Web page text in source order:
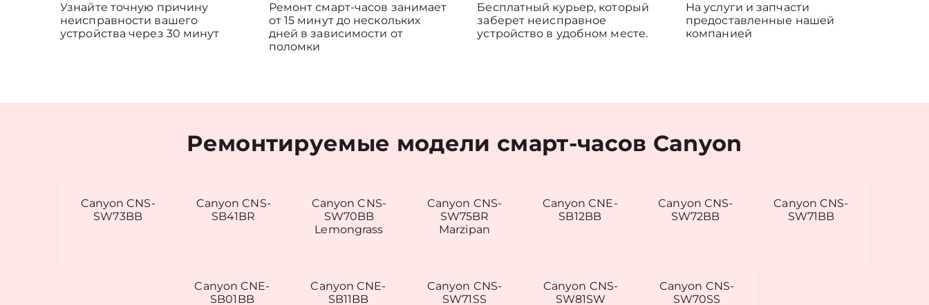
Узнайте точную причину
неисправности вашего
устройства через 30 минут
Ремонт смарт-часов занимает
от 15 минут до нескольких
дней в зависимости от
поломки
Бесплатный курьер, который
заберет неисправное
устройство в удобном месте.
На услуги и запчасти
предоставленные нашей
компанией
Ремонтируемые модели смарт-часов Canyon
Canyon CNS-
SW73BB
Canyon CNS-
SB41BR
Canyon CNS-
SW70BB
Lemongrass
Canyon CNS-
SW75BR
Marzipan
Canyon CNE-
SB12BB
Canyon CNS-
SW72BB
Canyon CNS-
SW71BB
Canyon CNE-
SB01BB
Canyon CNE-
SB11BB
Canyon CNS-
SW71SS
Canyon CNS-
SW81SW
Canyon CNS-
SW70SS